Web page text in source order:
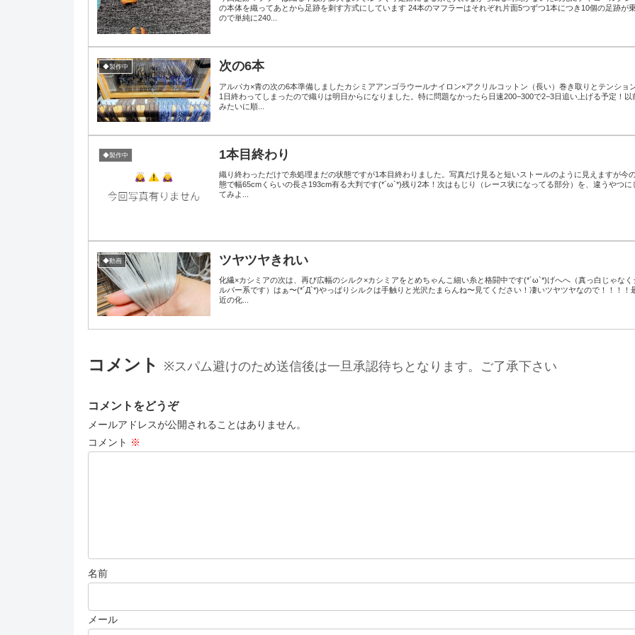
の本体を織ってあとから足跡を刺す方式にしています 24本のマフラーはそれぞれ片面5つずつ1本につき10個の足跡が
ので単純に240...
◆製作中 次の6本
アルパカ×青の次の6本準備しましたカシミアアンゴラウールナイロン×アクリルコットン（長い）巻き取りとテンショ
1日終わってしまったので織りは明日からになりました。特に問題なかったら日速200−300で2−3日追い上げる予定！以
みたいに順...
◆製作中 1本目終わり
織り終わっただけで糸処理まだの状態ですが1本目終わりました。写真だけ見ると短いストールのように見えますが今
態で幅65cmくらいの長さ193cm有る大判です(*´ω`*)残り2本！次はもじり（レース状になってる部分）を、違うやつに
てみよ...
◆動画 ツヤツヤきれい
化繊×カシミアの次は、再び広幅のシルク×カシミアをとめちゃんこ細い糸と格闘中です(*´ω`*)げへへ（真っ白じゃなく
ルバー系です）はぁ〜(*´Д`*)やっぱりシルクは手触りと光沢たまらんね〜見てください！凄いツヤツヤなので！！！！
近の化...
コメント ※スパム避けのため送信後は一旦承認待ちとなります。ご了承下さい
コメントをどうぞ
メールアドレスが公開されることはありません。
コメント ※
名前
メール